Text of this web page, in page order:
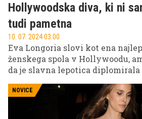
Hollywoodska diva, ki ni
tudi pametna
10. 07. 2024 03.00
Eva Longoria slovi kot ena
ženskega spola v Hollywoodu,
da je slavna lepotica
nima nobene veze z igralstvom?
NOVICE